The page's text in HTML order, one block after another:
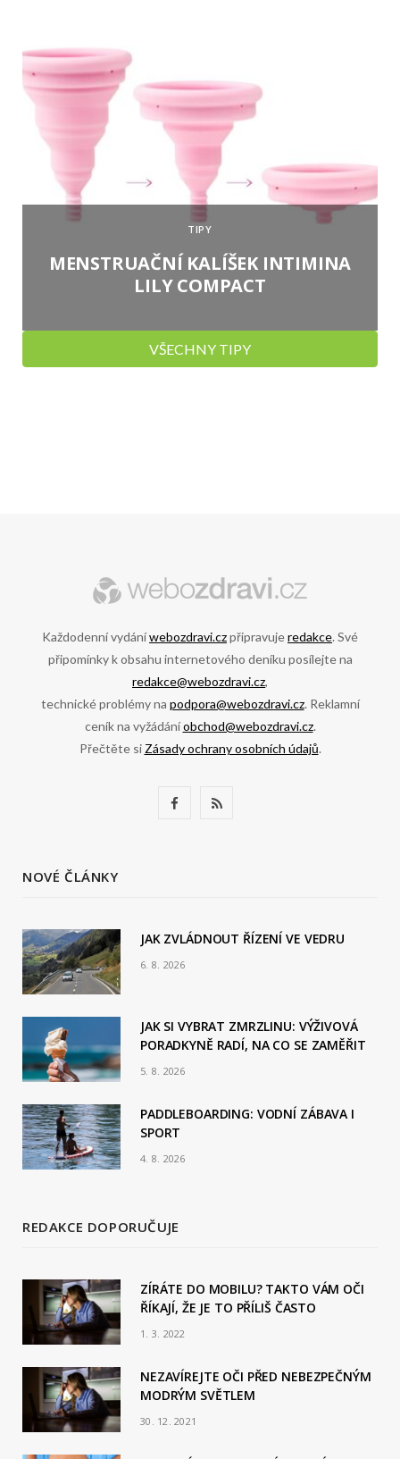
TIPY
MENSTRUAČNÍ KALÍŠEK INTIMINA
LILY COMPACT
VŠECHNY TIPY
Každodenní vydáníwebozdravi.czpřipravujeredakce. Své
připomínky k obsahu internetového deníku posílejte na
redakce@webozdravi.cz,
technické problémy na podpora@webozdravi.cz. Reklamní
ceník na vyžádáníobchod@webozdravi.cz.
Přečtěte si Zásady ochrany osobních údajů.
b
o
k
R
NOVÉ ČLÁNKY
JAK ZVLÁDNOUT ŘÍZENÍ VE VEDRU
6. 8. 2026
JAK SI VYBRAT ZMRZLINU: VÝŽIVOVÁ
PORADKYNĚ RADÍ, NA CO SE ZAMĚŘIT
5. 8. 2026
PADDLEBOARDING: VODNÍ ZÁBAVA I
SPORT
4. 8. 2026
REDAKCE DOPORUČUJE
ZÍRÁTE DO MOBILU? TAKTO VÁM OČI
ŘÍKAJÍ, ŽE JE TO PŘÍLIŠ ČASTO
1. 3. 2022
NEZAVÍREJTE OČI PŘED NEBEZPEČNÝM
MODRÝM SVĚTLEM
30. 12. 2021